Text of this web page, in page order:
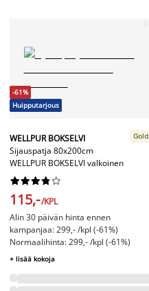
-61%
Huipputarjous
WELLPUR BOKSELVI
Sijauspatja 80x200cm
WELLPUR BOKSELVI valkoinen
Gold






115,-/KPL
Alin 30 päivän hinta ennen
kampanjaa: 299,- /kpl (-61%)
Normaalihinta: 299,- /kpl (-61%)
+ lisää kokoja